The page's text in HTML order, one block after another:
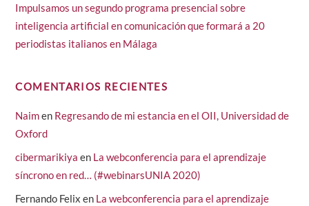
Impulsamos un segundo programa presencial sobre
inteligencia artificial en comunicación que formará a 20
periodistas italianos en Málaga
COMENTARIOS RECIENTES
Naimen Regresando de mi estancia en el OII, Universidad de
Oxford
cibermarikiya en La webconferencia para el aprendizaje
síncrono en red… (#webinarsUNIA 2020)
Fernando Felix en La webconferencia para el aprendizaje